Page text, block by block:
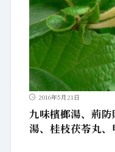
2016年5月21日
九味檳榔湯、荊
湯、桂枝茯苓丸、